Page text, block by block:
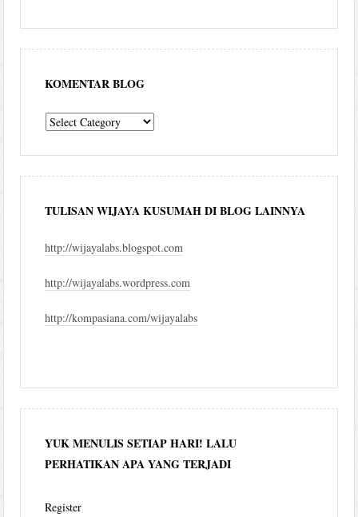
KOMENTAR BLOG
komentar
TULISAN WIJAYA KUSUMAH DI BLOG LAINNYA
http://wijayalabs.blogspot.com
http://wijayalabs.wordpress.com
http://kompasiana.com/wijayalabs
YUK MENULIS SETIAP HARI! LALU
PERHATIKAN APA YANG TERJADI
Register